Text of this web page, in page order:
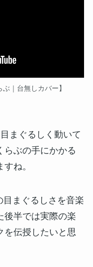
｜台無しカバー】
まぐるしく動いて
らぶの手にかかる
ね。
まぐるしさを音楽
後半では実際の楽
を伝授したいと思